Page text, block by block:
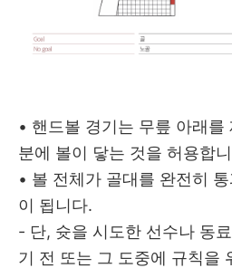
• 핸드볼 경기는 무릎 아래를
분에 볼이 닿는 것을 허용합
• 볼 전체가 골대를 완전히
이 됩니다.
- 단, 슛을 시도한 선수나 동
기 전 또는 그 도중에 규칙을